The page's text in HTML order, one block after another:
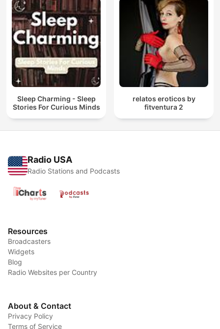
Sleep Charming - Sleep
Stories For Curious Minds
relatos eroticos by
fitventura 2
Radio USA
Radio Stations and Podcasts
Resources
Broadcasters
Widgets
Blog
Radio Websites per Country
About & Contact
Privacy Policy
Terms of Service